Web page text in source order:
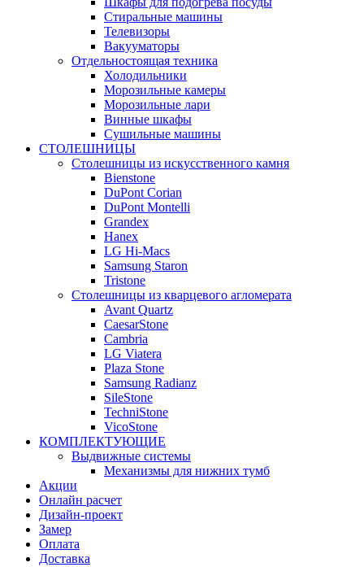
Стиральные машины
Телевизоры
Вакууматоры
Отдельностоящая техника
Холодильники
Морозильные камеры
Морозильные лари
Винные шкафы
Сушильные машины
СТОЛЕШНИЦЫ
Столешницы из искусственного камня
Bienstone
DuPont Corian
DuPont Montelli
Grandex
Hanex
LG Hi-Macs
Samsung Staron
Tristone
Столешницы из кварцевого агломерата
Avant Quartz
CaesarStone
Cambria
LG Viatera
Plaza Stone
Samsung Radianz
SileStone
TechniStone
VicoStone
КОМПЛЕКТУЮЩИЕ
Выдвижные системы
Механизмы для нижних тумб
Акции
Онлайн расчет
Дизайн-проект
Замер
Оплата
Доставка